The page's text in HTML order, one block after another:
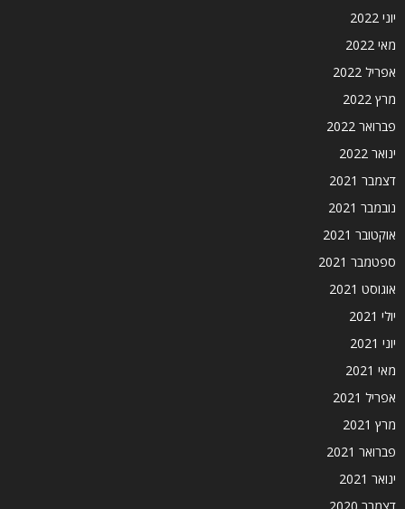
יוני 2022
מאי 2022
אפריל 2022
מרץ 2022
פברואר 2022
ינואר 2022
דצמבר 2021
נובמבר 2021
אוקטובר 2021
ספטמבר 2021
אוגוסט 2021
יולי 2021
יוני 2021
מאי 2021
אפריל 2021
מרץ 2021
פברואר 2021
ינואר 2021